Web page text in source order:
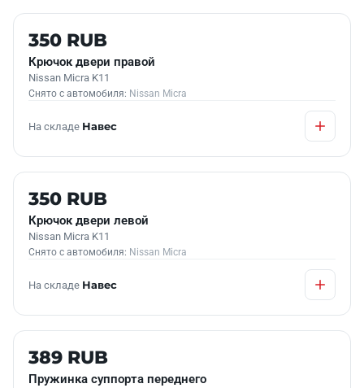
Б/У В НАЛИЧИИ
350 RUB
Крючок двери правой
Nissan Micra K11
Снято с автомобиля: Nissan Micra
На складе Навес
Б/У В НАЛИЧИИ
350 RUB
Крючок двери левой
Nissan Micra K11
Снято с автомобиля: Nissan Micra
На складе Навес
Б/У В НАЛИЧИИ
389 RUB
Пружинка суппорта переднего